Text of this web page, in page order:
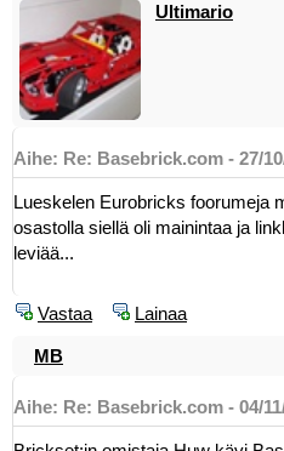
Ultimario
Aihe: Re: Basebrick.com - 27/
Lueskelen Eurobricks foorumeja
osastolla siellä oli mainintaa ja
leviää...
Vastaa Lainaa
MB
Aihe: Re: Basebrick.com - 04/